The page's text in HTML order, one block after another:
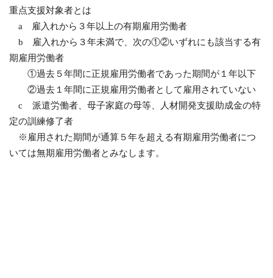
重点支援対象者とは
a 雇入れから３年以上の有期雇用労働者
b 雇入れから３年未満で、次の①②いずれにも該当する有
期雇用労働者
①過去５年間に正規雇用労働者であった期間が１年以下
②過去１年間に正規雇用労働者として雇用されていない
c 派遣労働者、母子家庭の母等、人材開発支援助成金の特
定の訓練修了者
※雇用された期間が通算５年を超える有期雇用労働者につ
いては無期雇用労働者とみなします。